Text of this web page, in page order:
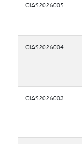
CIAS2026005
CIAS2026004
CIAS2026003